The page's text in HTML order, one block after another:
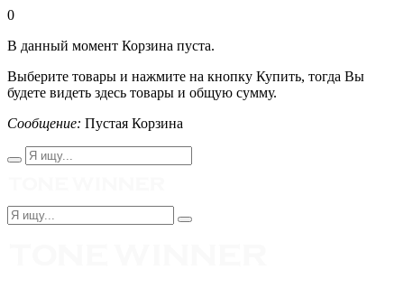
0
В данный момент Корзина пуста.
Выберите товары и нажмите на кнопку Купить, тогда Вы
будете видеть здесь товары и общую сумму.
Сообщение: Пустая Корзина